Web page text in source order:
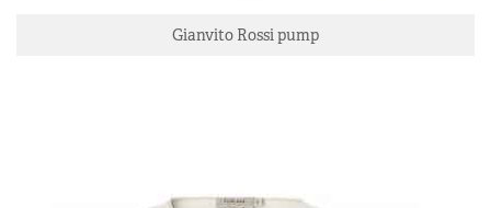
Gianvito Rossi pump